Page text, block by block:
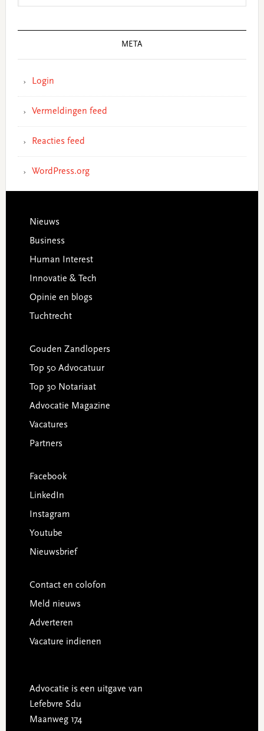
META
Login
Vermeldingen feed
Reacties feed
WordPress.org
Footer
Nieuws
Business
Human Interest
Innovatie & Tech
Opinie en blogs
Tuchtrecht
Gouden Zandlopers
Top 50 Advocatuur
Top 30 Notariaat
Advocatie Magazine
Vacatures
Partners
Facebook
LinkedIn
Instagram
Youtube
Nieuwsbrief
Contact en colofon
Meld nieuws
Adverteren
Vacature indienen
Advocatie is een uitgave van
Lefebvre Sdu
Maanweg 174